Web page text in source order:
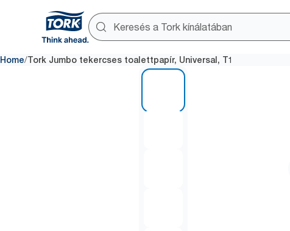
Home/Tork Jumbo tekercses toalettpapír, Universal, T1